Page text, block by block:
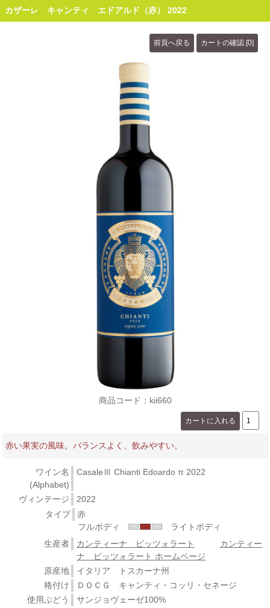
カザーレ キャンティ エドアルド（赤） 2022
商品コード：kii660
赤い果実の風味。バランスよく、飲みやすい。
ワイン名
(Alphabet)
CasaleⅢ Chianti Edoardo π 2022
ヴィンテージ
2022
タイプ
赤
フルボディ
ライトボディ
生産者
カンティーナ ピッツォラート
カンティー
ナ ピッツォラート ホームページ
原産地
イタリア トスカーナ州
格付け
ＤＯＣＧ キャンティ・コッリ・セネージ
使用ぶどう
サンジョヴェーゼ100%